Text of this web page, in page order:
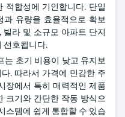
적합성에 기인합니다. 단일
유량을 효율적으로 확보
라 및 소규모 아파트 단지
선호됩니다.
는 초기 비용이 낮고 유지보
. 따라서 가격에 민감한 주
장에서 특히 매력적인 제품
크기와 간단한 작동 방식으
스템에 쉽게 통합할 수 있습